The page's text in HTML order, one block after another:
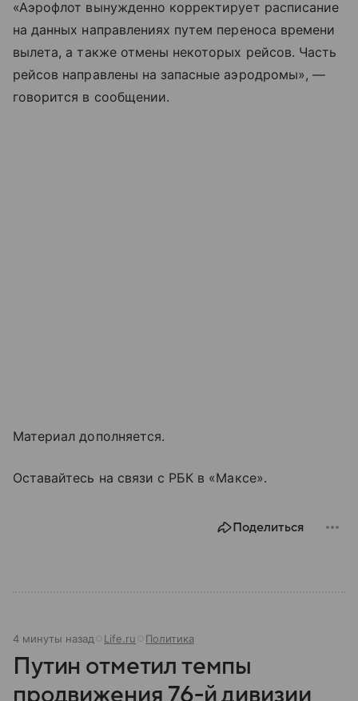
«Аэрофлот вынужденно корректирует расписание
на данных направлениях путем переноса времени
вылета, а также отмены некоторых рейсов. Часть
рейсов направлены на запасные аэродромы», —
говорится в сообщении.
Материал дополняется.
Оставайтесь на связи с РБК в «Максе».
Поделиться
4 минуты назад Life.ru Политика
Путин отметил темпы
продвижения 76-й дивизии